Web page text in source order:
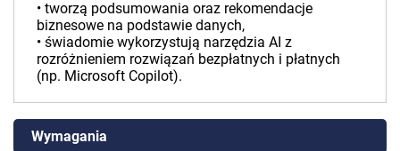
• tworzą podsumowania oraz rekomendacje
biznesowe na podstawie danych,
• świadomie wykorzystują narzędzia AI z
rozróżnieniem rozwiązań bezpłatnych i płatnych
(np. Microsoft Copilot).
Wymagania